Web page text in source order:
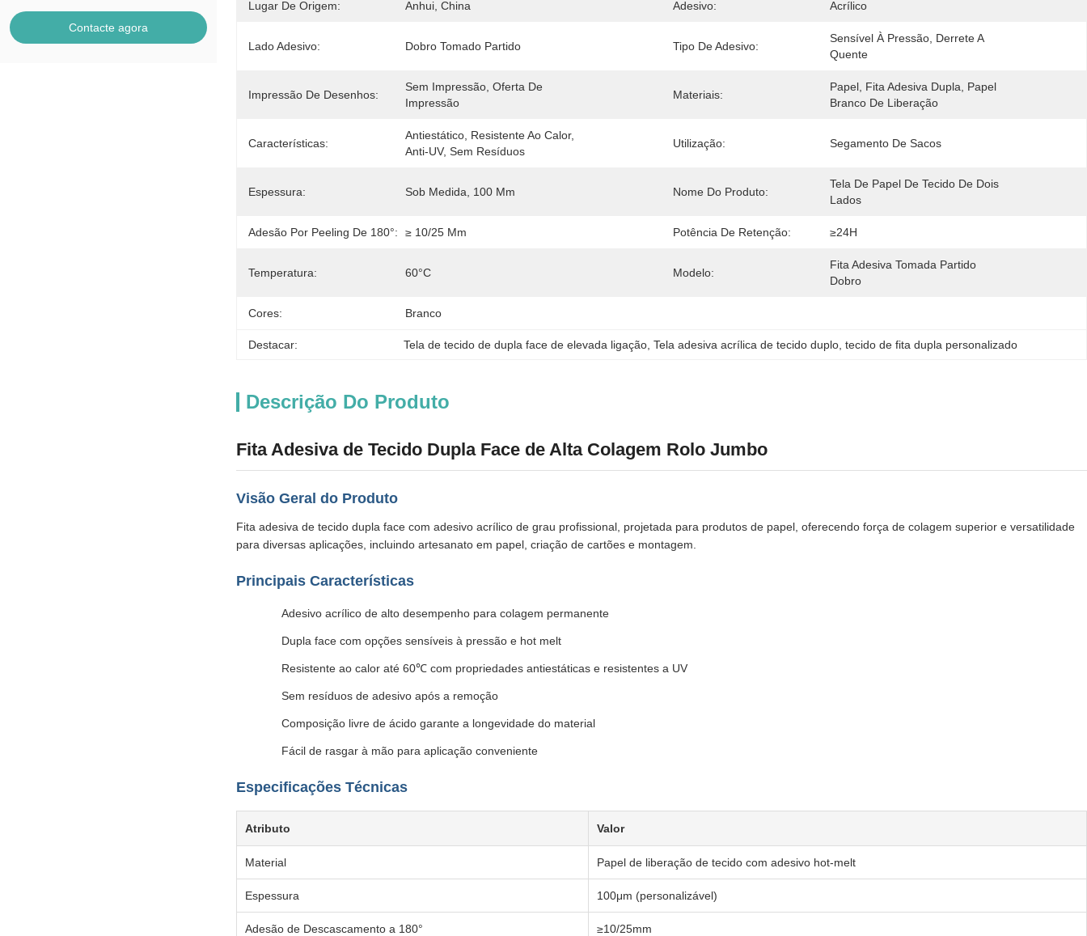
Contacte agora
Lugar De Origem: Anhui, China Adesivo: Acrílico
Lado Adesivo: Dobro Tomado Partido Tipo De Adesivo:
Sensível À Pressão, Derrete A
Quente
Impressão De Desenhos:
Sem Impressão, Oferta De
Impressão
Materiais:
Papel, Fita Adesiva Dupla, Papel
Branco De Liberação
Características:
Antiestático, Resistente Ao Calor,
Anti-UV, Sem Resíduos
Utilização: Segamento De Sacos
Espessura: Sob Medida, 100 Μm Nome Do Produto:
Tela De Papel De Tecido De Dois
Lados
Adesão Por Peeling De 180°: ≥ 10/25 Mm Potência De Retenção: ≥24H
Temperatura: 60°C Modelo:
Fita Adesiva Tomada Partido
Dobro
Cores: Branco
Destacar: Tela de tecido de dupla face de elevada ligação Tela adesiva acrílica de tecido duplo tecido de fita dupla personalizado
Descrição Do Produto
Fita Adesiva de Tecido Dupla Face de Alta Colagem Rolo Jumbo
Visão Geral do Produto
Fita adesiva de tecido dupla face com adesivo acrílico de grau profissional, projetada para produtos de papel, oferecendo força de colagem superior e versatilidade
para diversas aplicações, incluindo artesanato em papel, criação de cartões e montagem.
Principais Características
Adesivo acrílico de alto desempenho para colagem permanente
Dupla face com opções sensíveis à pressão e hot melt
Resistente ao calor até 60℃ com propriedades antiestáticas e resistentes a UV
Sem resíduos de adesivo após a remoção
Composição livre de ácido garante a longevidade do material
Fácil de rasgar à mão para aplicação conveniente
Especificações Técnicas
Atributo Valor
Material Papel de liberação de tecido com adesivo hot-melt
Espessura 100μm (personalizável)
Adesão de Descascamento a 180° ≥10/25mm